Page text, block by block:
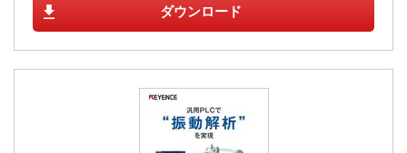
ダウンロード